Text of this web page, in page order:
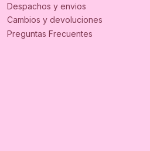
Despachos y envios
Cambios y devoluciones
Preguntas Frecuentes